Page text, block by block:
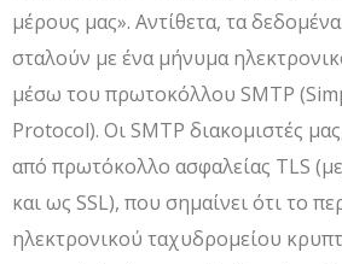
μέρους μας». Αντίθετα, τα
σταλούν με ένα μήνυμα
μέσω του πρωτοκόλλου SMTP
Protocol). Οι SMTP διακομιστές
από πρωτόκολλο ασφαλείας TLS
και ως SSL), που σημαίνει ότι το
ηλεκτρονικού ταχυδρομείου